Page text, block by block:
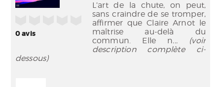
0avis
L’art de la chute, on peut,
sans craindre de se tromper,
affirmer que Claire Arnot le
maîtrise au-delà du
commun. Elle n... (voir
description complète ci-
dessous)